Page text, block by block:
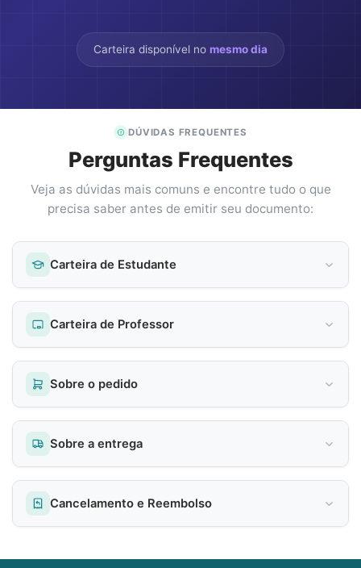
Carteira disponível no mesmo dia
DÚVIDAS FREQUENTES
Perguntas Frequentes
Veja as dúvidas mais comuns e encontre tudo o que
precisa saber antes de emitir seu documento:
Carteira de Estudante
Carteira de Professor
Sobre o pedido
Sobre a entrega
Cancelamento e Reembolso